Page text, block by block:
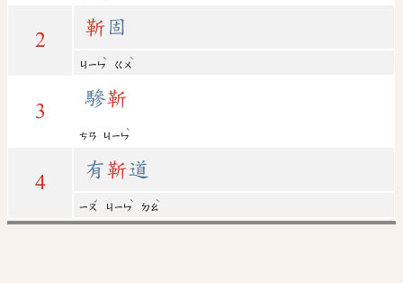
2
靳 固
ㄐㄧㄣ
ˋ
ㄍㄨ
ˋ
3
驂靳
ㄘㄢ ㄐㄧㄣ
ˋ
4
有靳道
ㄧㄡ
ˇ
ㄐㄧㄣ
ˋ
ㄉㄠ
ˋ